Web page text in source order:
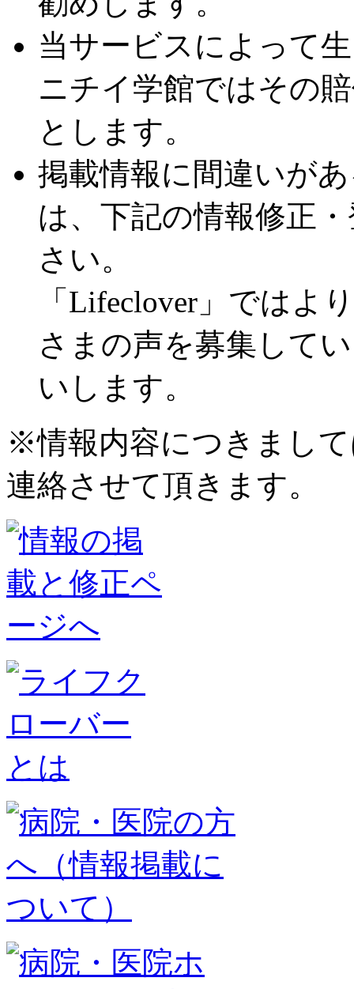
当サービスによって
ニチイ学館ではその
とします。
掲載情報に間違いが
は、下記の情報修正
さい。
「Lifeclover」ではよ
さまの声を募集して
いします。
※情報内容につきまし
連絡させて頂きます。